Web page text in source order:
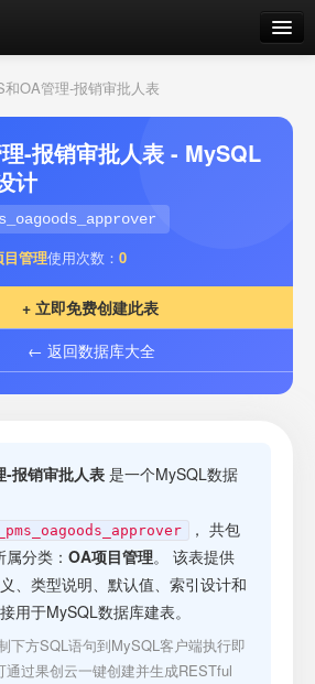
和OA管理-报销审批人表
-报销审批人表 - MySQL
计
目管理使用次数： 0
+ 立即免费创建此表
← 返回数据库大全
-报销审批人表 是一个MySQL数据
， 共包
分类： OA项目管理。 该表提供
、类型说明、默认值、索引设计和
用于MySQL数据库建表。
下方SQL语句到MySQL客户端执行即
通过果创云一键创建并生成RESTful